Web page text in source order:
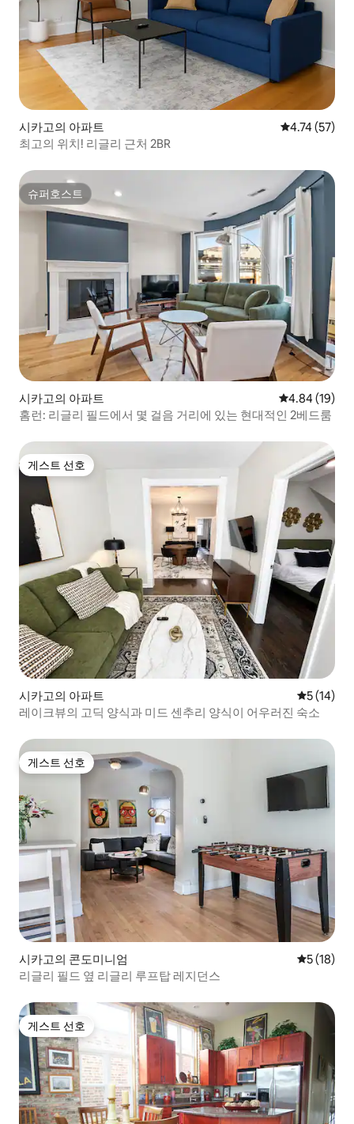
시카고의 아파트 평점 4.74점
4.74 (57)
최고의 위치! 리글리 근처 2BR
슈퍼호스트
슈퍼호스트
시카고의 아파트 평점 4.84점(5
4.84 (19)
홈런: 리글리 필드에서 몇 걸음 거리에 있는 현대적인 2베드룸
게스트 선호
게스트 선호
시카고의 아파트 평점 5점
5 (14)
레이크뷰의 고딕 양식과 미드 센추리 양식이 어우러진 숙소
게스트 선호
게스트 선호
시카고의 콘도미니엄 평점 5점
5 (18)
리글리 필드 옆 리글리 루프탑 레지던스
게스트 선호
게스트 선호